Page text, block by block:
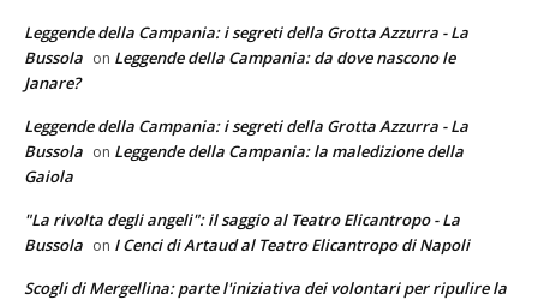
Leggende della Campania: i segreti della Grotta Azzurra - La
Bussola on Leggende della Campania: da dove nascono le
Janare?
Leggende della Campania: i segreti della Grotta Azzurra - La
Bussola on Leggende della Campania: la maledizione della
Gaiola
"La rivolta degli angeli": il saggio al Teatro Elicantropo - La
Bussola on I Cenci di Artaud al Teatro Elicantropo di Napoli
Scogli di Mergellina: parte l'iniziativa dei volontari per ripulire la